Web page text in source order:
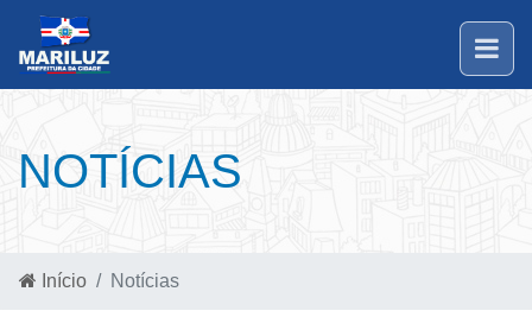
NOTÍCIAS
Início Notícias